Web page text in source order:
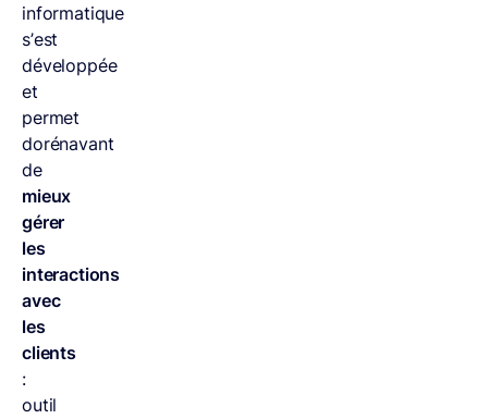
informatique
s’est
développée
et
permet
dorénavant
de
mieux
gérer
les
interactions
avec
les
clients
:
outil